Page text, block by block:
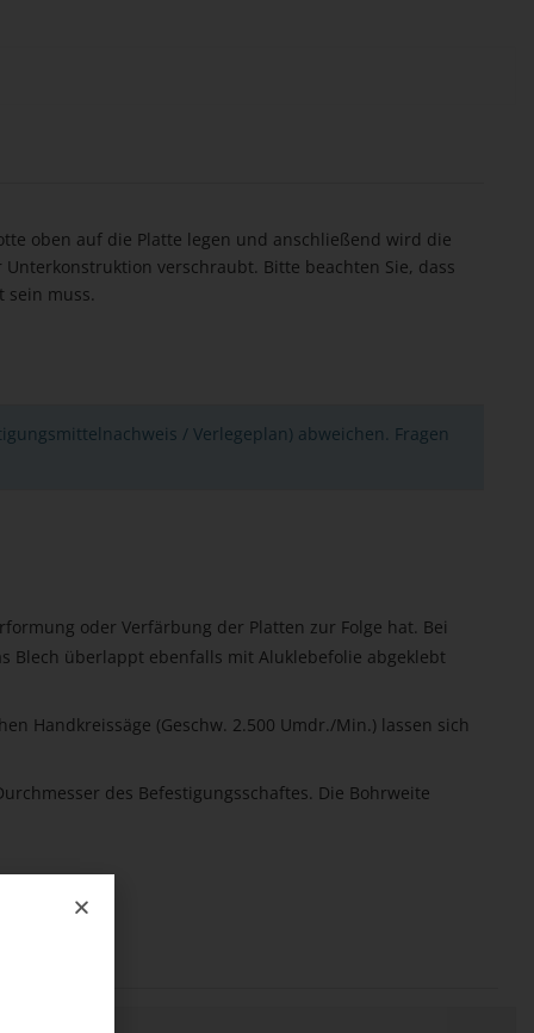
oben auf die Platte legen und anschließend wird die
verschraubt. Bitte beachten Sie, dass
sein muss.
/ Verlegeplan) abweichen. Fragen
oder Verfärbung der Platten zur Folge hat. Bei
Blech überlappt ebenfalls mit Aluklebefolie abgeklebt
Handkreissäge (Geschw. 2.500 Umdr./Min.) lassen sich
des Befestigungsschaftes. Die Bohrweite